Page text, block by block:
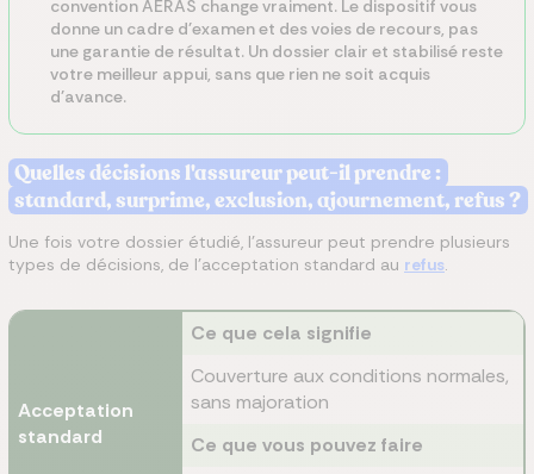
convention AERAS change vraiment. Le dispositif vous
donne un cadre d'examen et des voies de recours, pas
une garantie de résultat. Un dossier clair et stabilisé reste
votre meilleur appui, sans que rien ne soit acquis
d'avance.
Quelles décisions l'assureur peut-il prendre :
standard, surprime, exclusion, ajournement, refus ?
Une fois votre dossier étudié, l'assureur peut prendre plusieurs
types de décisions, de l'acceptation standard au refus.
Acceptation
standard
Ce que cela signifie
Couverture aux conditions normales,
sans majoration
Ce que vous pouvez faire